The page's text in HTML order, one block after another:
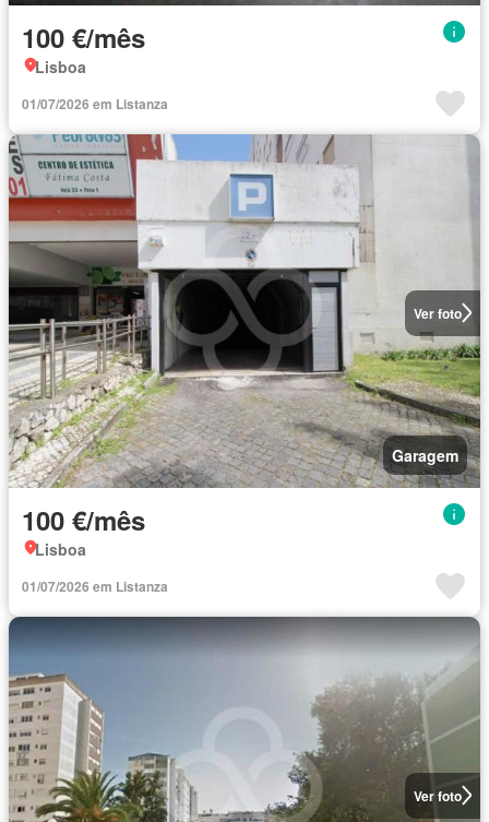
100 €/mês
Lisboa
01/07/2026 em Listanza
Ver foto
Garagem
100 €/mês
Lisboa
01/07/2026 em Listanza
Ver foto